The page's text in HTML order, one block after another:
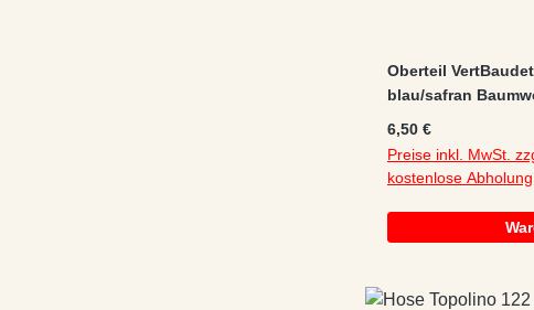
Oberteil
blau/safran
Regulärer Preis:
6,50 €
Preise inkl. MwSt.
kostenlose Abholung